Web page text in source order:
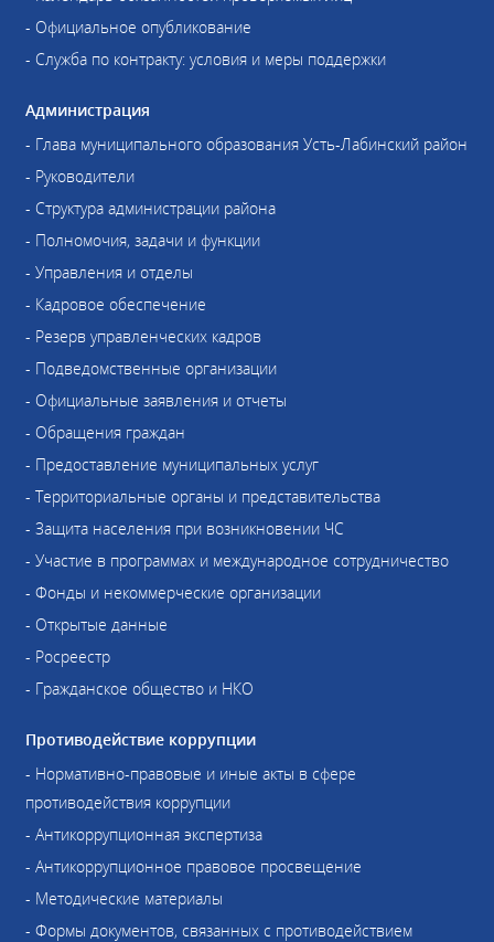
- Официальное опубликование
- Служба по контракту: условия и меры поддержки
Администрация
- Глава муниципального образования Усть-Лабинский район
- Руководители
- Структура администрации района
- Полномочия, задачи и функции
- Управления и отделы
- Кадровое обеспечение
- Резерв управленческих кадров
- Подведомственные организации
- Официальные заявления и отчеты
- Обращения граждан
- Предоставление муниципальных услуг
- Территориальные органы и представительства
- Защита населения при возникновении ЧС
- Участие в программах и международное сотрудничество
- Фонды и некоммерческие организации
- Открытые данные
- Росреестр
- Гражданское общество и НКО
Противодействие коррупции
- Нормативно-правовые и иные акты в сфере
противодействия коррупции
- Антикоррупционная экспертиза
- Антикоррупционное правовое просвещение
- Методические материалы
- Формы документов, связанных с противодействием